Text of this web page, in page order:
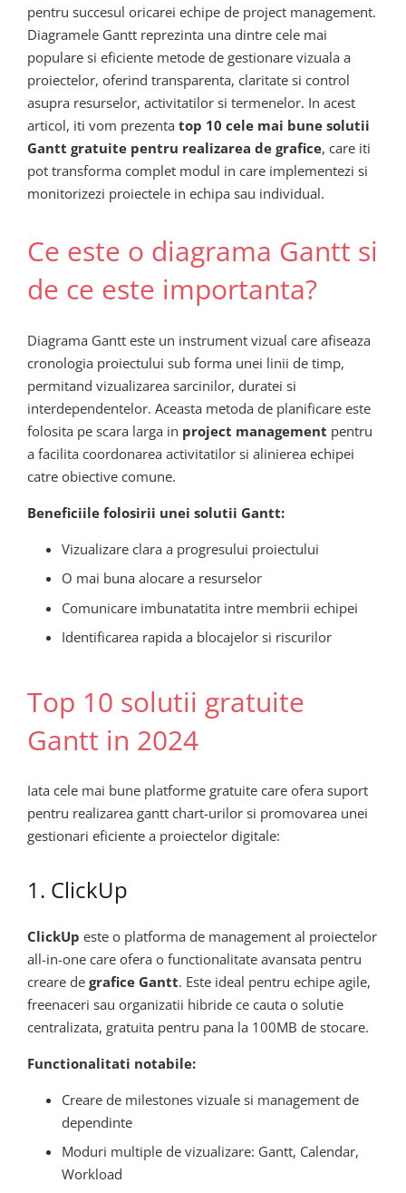
pentru succesul oricarei echipe de project management.
Diagramele Gantt reprezinta una dintre cele mai
populare si eficiente metode de gestionare vizuala a
proiectelor, oferind transparenta, claritate si control
asupra resurselor, activitatilor si termenelor. In acest
articol, iti vom prezenta top 10 cele mai bune solutii
Gantt gratuite pentru realizarea de grafice, care iti
pot transforma complet modul in care implementezi si
monitorizezi proiectele in echipa sau individual.
Ce este o diagrama Gantt si
de ce este importanta?
Diagrama Gantt este un instrument vizual care afiseaza
cronologia proiectului sub forma unei linii de timp,
permitand vizualizarea sarcinilor, duratei si
interdependentelor. Aceasta metoda de planificare este
folosita pe scara larga in project management pentru
a facilita coordonarea activitatilor si alinierea echipei
catre obiective comune.
Beneficiile folosirii unei solutii Gantt:
Vizualizare clara a progresului proiectului
O mai buna alocare a resurselor
Comunicare imbunatatita intre membrii echipei
Identificarea rapida a blocajelor si riscurilor
Top 10 solutii gratuite
Gantt in 2024
Iata cele mai bune platforme gratuite care ofera suport
pentru realizarea gantt chart-urilor si promovarea unei
gestionari eficiente a proiectelor digitale:
1. ClickUp
ClickUp este o platforma de management al proiectelor
all-in-one care ofera o functionalitate avansata pentru
creare de grafice Gantt. Este ideal pentru echipe agile,
freenaceri sau organizatii hibride ce cauta o solutie
centralizata, gratuita pentru pana la 100MB de stocare.
Functionalitati notabile:
Creare de milestones vizuale si management de
dependinte
Moduri multiple de vizualizare: Gantt, Calendar,
Workload